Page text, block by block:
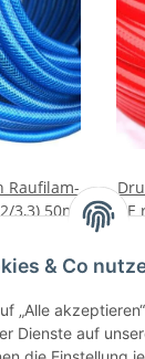
& Co
„Alle
Dienste auf
Raufilam-
3,3) 50m
E